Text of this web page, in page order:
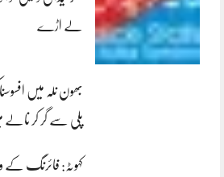
لے اڑے
بھون نلہ میں
پلی سے گر کر نالے
کہوٹہ: فائرنگ